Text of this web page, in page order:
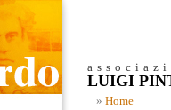
LUIGI
Home